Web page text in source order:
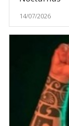
14/07/2026